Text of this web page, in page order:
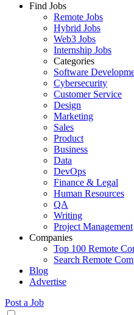
Find Jobs
Remote Jobs
Hybrid Jobs
Web3 Jobs
Internship Jobs
Categories
Software
Cybersecurity
Customer Service
Design
Marketing
Sales
Product
Business
Data
DevOps
Finance & Legal
Human Resources
QA
Writing
Project Management
Companies
Top 100 Remote
Search Remote
Blog
Advertise
Post a Job